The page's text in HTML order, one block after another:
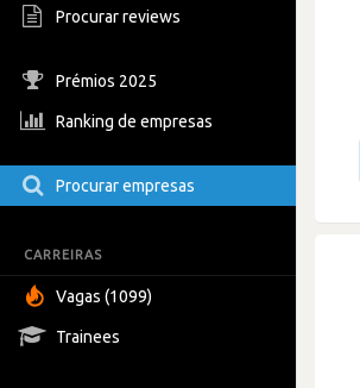
Procurar reviews
Prémios 2025
Ranking de empresas
Procurar empresas
CARREIRAS
Vagas (1099)
Trainees